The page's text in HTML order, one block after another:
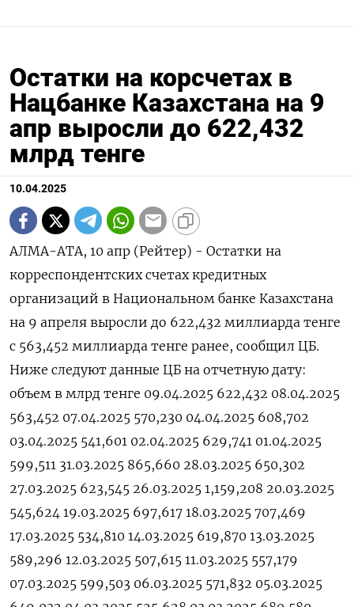
Остатки на корсчетах в
Нацбанке Казахстана на 9
апр выросли до 622,432
млрд тенге
10.04.2025
АЛМА-АТА, 10 апр (Рейтер) - Остатки на
корреспондентских счетах кредитных
организаций в Национальном банке Казахстана
на 9 апреля выросли до 622,432 миллиарда тенге
с 563,452 миллиарда тенге ранее, сообщил ЦБ.
Ниже следуют данные ЦБ на отчетную дату:
объем в млрд тенге 09.04.2025 622,432 08.04.2025
563,452 07.04.2025 570,230 04.04.2025 608,702
03.04.2025 541,601 02.04.2025 629,741 01.04.2025
599,511 31.03.2025 865,660 28.03.2025 650,302
27.03.2025 623,545 26.03.2025 1,159,208 20.03.2025
545,624 19.03.2025 697,617 18.03.2025 707,469
17.03.2025 534,810 14.03.2025 619,870 13.03.2025
589,296 12.03.2025 507,615 11.03.2025 557,179
07.03.2025 599,503 06.03.2025 571,832 05.03.2025